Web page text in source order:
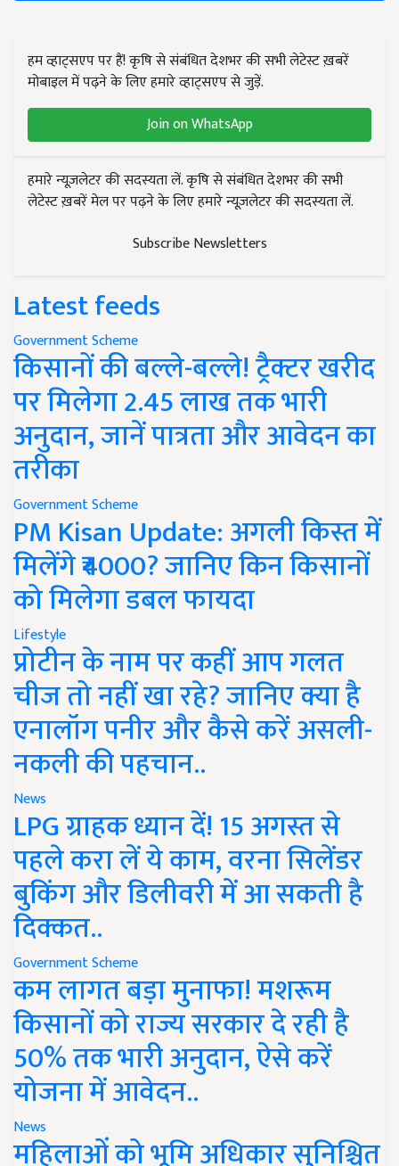
हम व्हाट्सएप पर हैं! कृषि से संबंधित देशभर की सभी लेटेस्ट ख़बरें
मोबाइल में पढ़ने के लिए हमारे व्हाट्सएप से जुड़ें.
Join on WhatsApp
हमारे न्यूज़लेटर की सदस्यता लें. कृषि से संबंधित देशभर की सभी
लेटेस्ट ख़बरें मेल पर पढ़ने के लिए हमारे न्यूज़लेटर की सदस्यता लें.
Subscribe Newsletters
Latest feeds
Government Scheme
किसानों की बल्ले-बल्ले! ट्रैक्टर खरीद
पर मिलेगा 2.45 लाख तक भारी
अनुदान, जानें पात्रता और आवेदन का
तरीका
Government Scheme
PM Kisan Update: अगली किस्त में
मिलेंगे ₹4000? जानिए किन किसानों
को मिलेगा डबल फायदा
Lifestyle
प्रोटीन के नाम पर कहीं आप गलत
चीज तो नहीं खा रहे? जानिए क्या है
एनालॉग पनीर और कैसे करें असली-
नकली की पहचान..
News
LPG ग्राहक ध्यान दें! 15 अगस्त से
पहले करा लें ये काम, वरना सिलेंडर
बुकिंग और डिलीवरी में आ सकती है
दिक्कत..
Government Scheme
कम लागत बड़ा मुनाफा! मशरूम
किसानों को राज्य सरकार दे रही है
50% तक भारी अनुदान, ऐसे करें
योजना में आवेदन..
News
महिलाओं को भूमि अधिकार सुनिश्चित